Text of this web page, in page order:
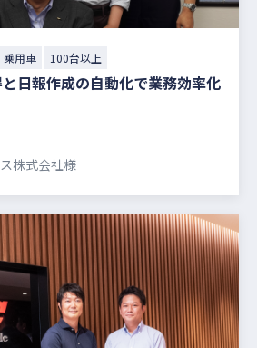
乗用車 100台以上
日報作成の自動化で業務効率化
株式会社様